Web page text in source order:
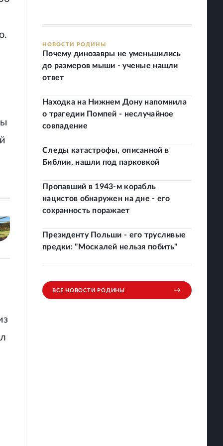
НОВОСТИ РОДИНЫ
Почему динозавры не уменьшились
до размеров мыши - ученые нашли
ответ
Находка на Нижнем Дону напомнила
о трагедии Помпей - неслучайное
совпадение
Следы катастрофы, описанной в
Библии, нашли под парковкой
Пропавший в 1943-м корабль
нацистов обнаружен на дне - его
сохранность поражает
Президенту Польши - его трусливые
предки: "Москалей нельзя побить"
ВСЕ НОВОСТИ РОДИНЫ